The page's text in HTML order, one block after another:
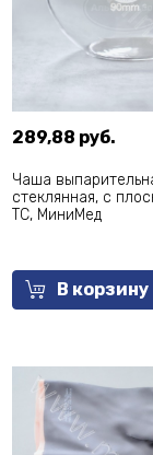
289,88 руб.
Чаша
стеклянная, с
ТС, МиниМед
В корзину